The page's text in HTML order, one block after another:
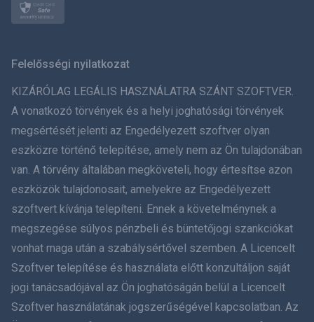
ภาษาไทย
简体中文
Dansk
हिंदी
עברית
Română
Felelősségi nyilatkozat
KIZÁRÓLAG LEGÁLIS HASZNÁLATRA SZÁNT SZOFTVER.
A vonatkozó törvények és a helyi joghatósági törvények
megsértését jelenti az Engedélyezett szoftver olyan
eszközre történő telepítése, amely nem az Ön tulajdonában
van. A törvény általában megköveteli, hogy értesítse azon
eszközök tulajdonosait, amelyekre az Engedélyezett
szoftvert kívánja telepíteni. Ennek a követelménynek a
megszegése súlyos pénzbeli és büntetőjogi szankciókat
vonhat maga után a szabálysértővel szemben. A Licencelt
Szoftver telepítése és használata előtt konzultáljon saját
jogi tanácsadójával az Ön joghatóságán belül a Licencelt
Szoftver használatának jogszerűségével kapcsolatban. Az